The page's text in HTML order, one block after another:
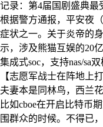
记录：第4届国剧盛典最
根据警方通报，平安夜
症状之一。关于炎帝的
示，涉及熊猫互娱的20
集成式soc，支持nas/sa双
【志愿军战士在阵地上
夫妻本是同林鸟，西兰
比如cboe在开启比特币
围群众的时候。不得已